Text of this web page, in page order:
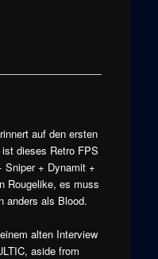
auf den ersten
dieses Retro FPS
Sniper + Dynamit +
Rougelike, es muss
anders als Blood.
alten Interview
aside from